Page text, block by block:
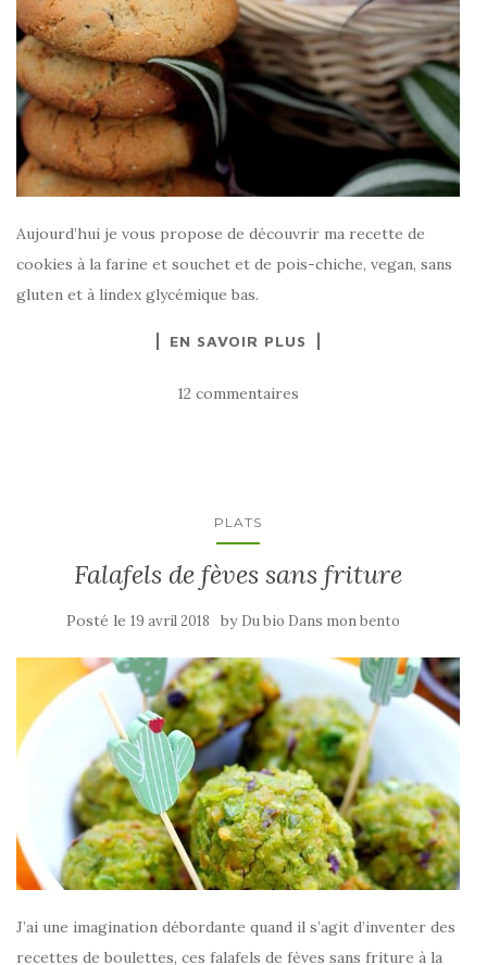
Aujourd’hui je vous propose de découvrir ma recette de
cookies à la farine et souchet et de pois-chiche, vegan, sans
gluten et à lindex glycémique bas.
EN SAVOIR PLUS
12 commentaires
PLATS
Falafels de fèves sans friture
Posté le 19 avril 2018 by Du bio Dans mon bento
J’ai une imagination débordante quand il s’agit d’inventer des
recettes de boulettes, ces falafels de fèves sans friture à la